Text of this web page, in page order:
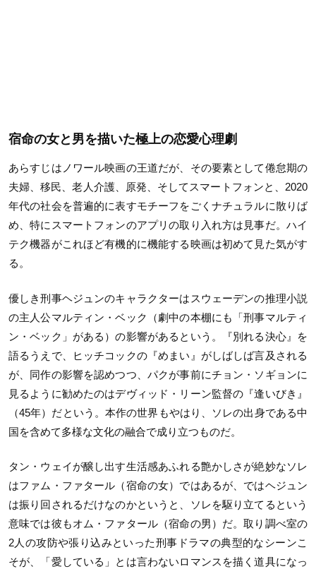
宿命の女と男を描いた極上の恋愛心理劇
あらすじはノワール映画の王道だが、その要素として倦怠期の
夫婦、移民、老人介護、原発、そしてスマートフォンと、2020
年代の社会を普遍的に表すモチーフをごくナチュラルに散りば
め、特にスマートフォンのアプリの取り入れ方は見事だ。ハイ
テク機器がこれほど有機的に機能する映画は初めて見た気がす
る。
優しき刑事ヘジュンのキャラクターはスウェーデンの推理小説
の主人公マルティン・ベック（劇中の本棚にも「刑事マルティ
ン・ベック」がある）の影響があるという。『別れる決心』を
語るうえで、ヒッチコックの『めまい』がしばしば言及される
が、同作の影響を認めつつ、パクが事前にチョン・ソギョンに
見るように勧めたのはデヴィッド・リーン監督の『逢いびき』
（45年）だという。本作の世界もやはり、ソレの出身である中
国を含めて多様な文化の融合で成り立つものだ。
タン・ウェイが醸し出す生活感あふれる艶かしさが絶妙なソレ
はファム・ファタール（宿命の女）ではあるが、ではヘジュン
は振り回されるだけなのかというと、ソレを駆り立てるという
意味では彼もオム・ファタール（宿命の男）だ。取り調べ室の
2人の攻防や張り込みといった刑事ドラマの典型的なシーンこ
そが、「愛している」とは言わないロマンスを描く道具になっ